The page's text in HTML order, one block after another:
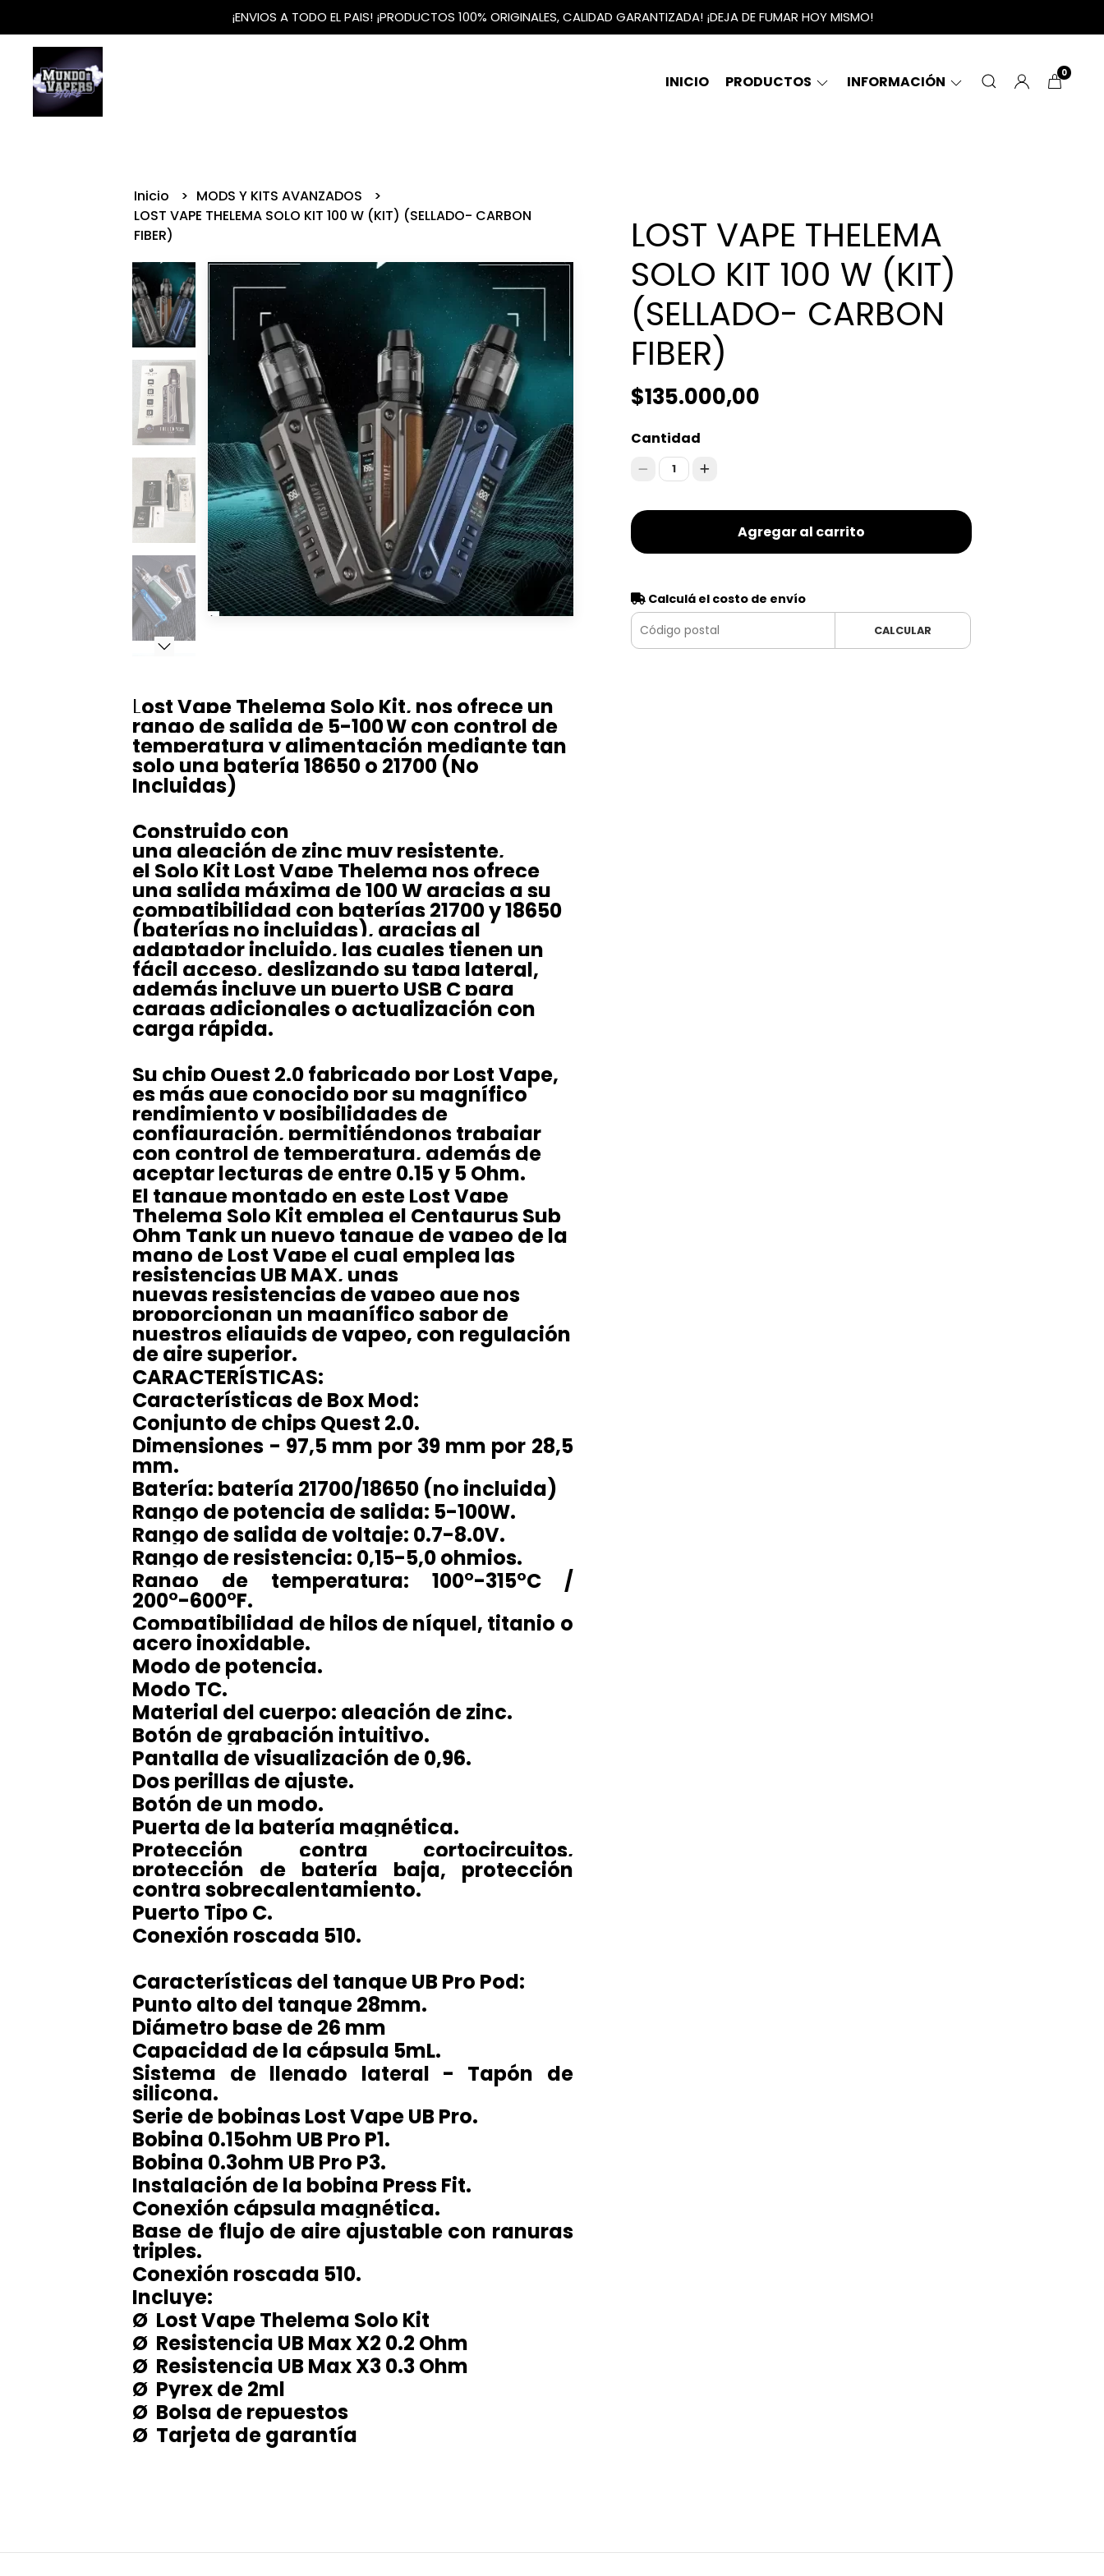
¡ENVIOS A TODO EL PAIS! ¡PRODUCTOS 100% ORIGINALES, CALIDAD GARANTIZADA! ¡DEJA DE FUMAR HOY MISMO!
INICIO PRODUCTOS INFORMACIÓN 0
Inicio
MODS Y KITS AVANZADOS
LOST VAPE THELEMA SOLO KIT 100 W (KIT) (SELLADO- CARBON
FIBER)
Lost Vape Thelema Solo Kit, nos ofrece un
rango de salida de 5-100 W con control de
temperatura y alimentación mediante tan
solo una batería 18650 o 21700 (No
Incluidas)
Construido con
una aleación de zinc muy resistente,
el Solo Kit Lost Vape Thelema nos ofrece
una salida máxima de 100 W gracias a su
compatibilidad con baterías 21700 y 18650
(baterías no incluidas), gracias al
adaptador incluido, las cuales tienen un
fácil acceso, deslizando su tapa lateral,
además incluye un puerto USB C para
cargas adicionales o actualización con
carga rápida.
Su chip Quest 2.0 fabricado por Lost Vape,
es más que conocido por su magnífico
rendimiento y posibilidades de
configuración, permitiéndonos trabajar
con control de temperatura, además de
aceptar lecturas de entre 0.15 y 5 Ohm.
El tanque montado en este Lost Vape
Thelema Solo Kit emplea el Centaurus Sub
Ohm Tank un nuevo tanque de vapeo de la
mano de Lost Vape el cual emplea las
resistencias UB MAX, unas
nuevas resistencias de vapeo que nos
proporcionan un magnífico sabor de
nuestros eliquids de vapeo, con regulación
de aire superior.
CARACTERÍSTICAS:
Características de Box Mod:
Conjunto de chips Quest 2.0.
Dimensiones - 97,5 mm por 39 mm por 28,5
mm.
Batería: batería 21700/18650 (no incluida)
Rango de potencia de salida: 5-100W.
Rango de salida de voltaje: 0.7-8.0V.
Rango de resistencia: 0,15-5,0 ohmios.
Rango de temperatura: 100°-315°C /
200°-600°F.
Compatibilidad de hilos de níquel, titanio o
acero inoxidable.
Modo de potencia.
Modo TC.
Material del cuerpo: aleación de zinc.
Botón de grabación intuitivo.
Pantalla de visualización de 0,96.
Dos perillas de ajuste.
Botón de un modo.
Puerta de la batería magnética.
Protección contra cortocircuitos,
protección de batería baja, protección
contra sobrecalentamiento.
Puerto Tipo C.
Conexión roscada 510.
Características del tanque UB Pro Pod:
Punto alto del tanque 28mm.
Diámetro base de 26 mm
Capacidad de la cápsula 5mL.
Sistema de llenado lateral - Tapón de
silicona.
Serie de bobinas Lost Vape UB Pro.
Bobina 0.15ohm UB Pro P1.
Bobina 0.3ohm UB Pro P3.
Instalación de la bobina Press Fit.
Conexión cápsula magnética.
Base de flujo de aire ajustable con ranuras
triples.
Conexión roscada 510.
Incluye:
Ø Lost Vape Thelema Solo Kit
Ø Resistencia UB Max X2 0.2 Ohm
Ø Resistencia UB Max X3 0.3 Ohm
Ø Pyrex de 2ml
Ø Bolsa de repuestos
Ø Tarjeta de garantía
LOST VAPE THELEMA
SOLO KIT 100 W (KIT)
(SELLADO- CARBON
FIBER)
$135.000,00
Cantidad
1
Agregar al carrito
Calculá el costo de envío
CALCULAR